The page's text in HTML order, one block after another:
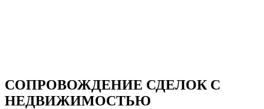
СОПРОВОЖДЕНИЕ СДЕЛОК С
НЕДВИЖИМОСТЬЮ